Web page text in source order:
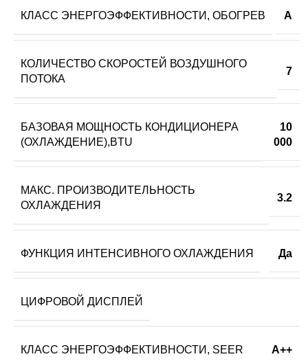
КЛАСС ЭНЕРГОЭФФЕКТИВНОСТИ, ОБОГРЕВ A
КОЛИЧЕСТВО СКОРОСТЕЙ ВОЗДУШНОГО
ПОТОКА
7
БАЗОВАЯ МОЩНОСТЬ КОНДИЦИОНЕРА
(ОХЛАЖДЕНИЕ),BTU
10
000
МАКС. ПРОИЗВОДИТЕЛЬНОСТЬ
ОХЛАЖДЕНИЯ
3.2
ФУНКЦИЯ ИНТЕНСИВНОГО ОХЛАЖДЕНИЯ Да
ЦИФРОВОЙ ДИСПЛЕЙ
КЛАСС ЭНЕРГОЭФФЕКТИВНОСТИ, SEER A++